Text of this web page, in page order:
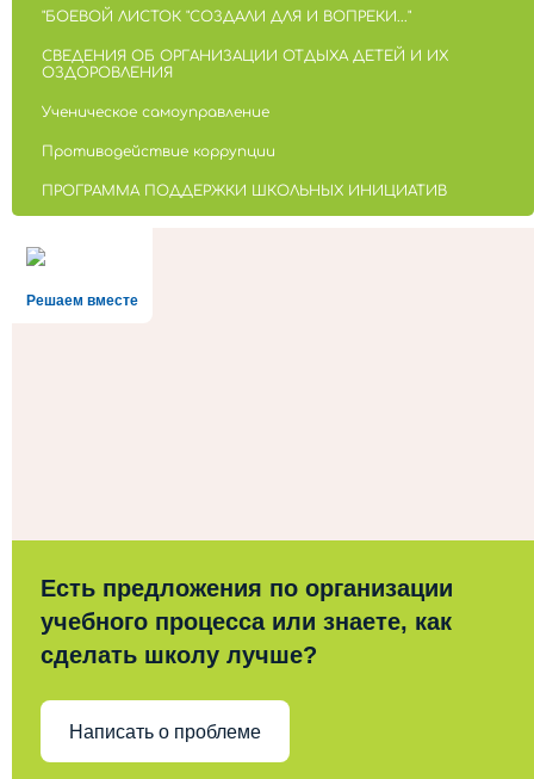
"БОЕВОЙ ЛИСТОК "СОЗДАЛИ ДЛЯ И ВОПРЕКИ..."
СВЕДЕНИЯ ОБ ОРГАНИЗАЦИИ ОТДЫХА ДЕТЕЙ И ИХ
ОЗДОРОВЛЕНИЯ
Ученическое самоуправление
Противодействие коррупции
ПРОГРАММА ПОДДЕРЖКИ ШКОЛЬНЫХ ИНИЦИАТИВ
Решаем вместе
Есть предложения по организации
учебного процесса или знаете, как
сделать школу лучше?
Написать о проблеме